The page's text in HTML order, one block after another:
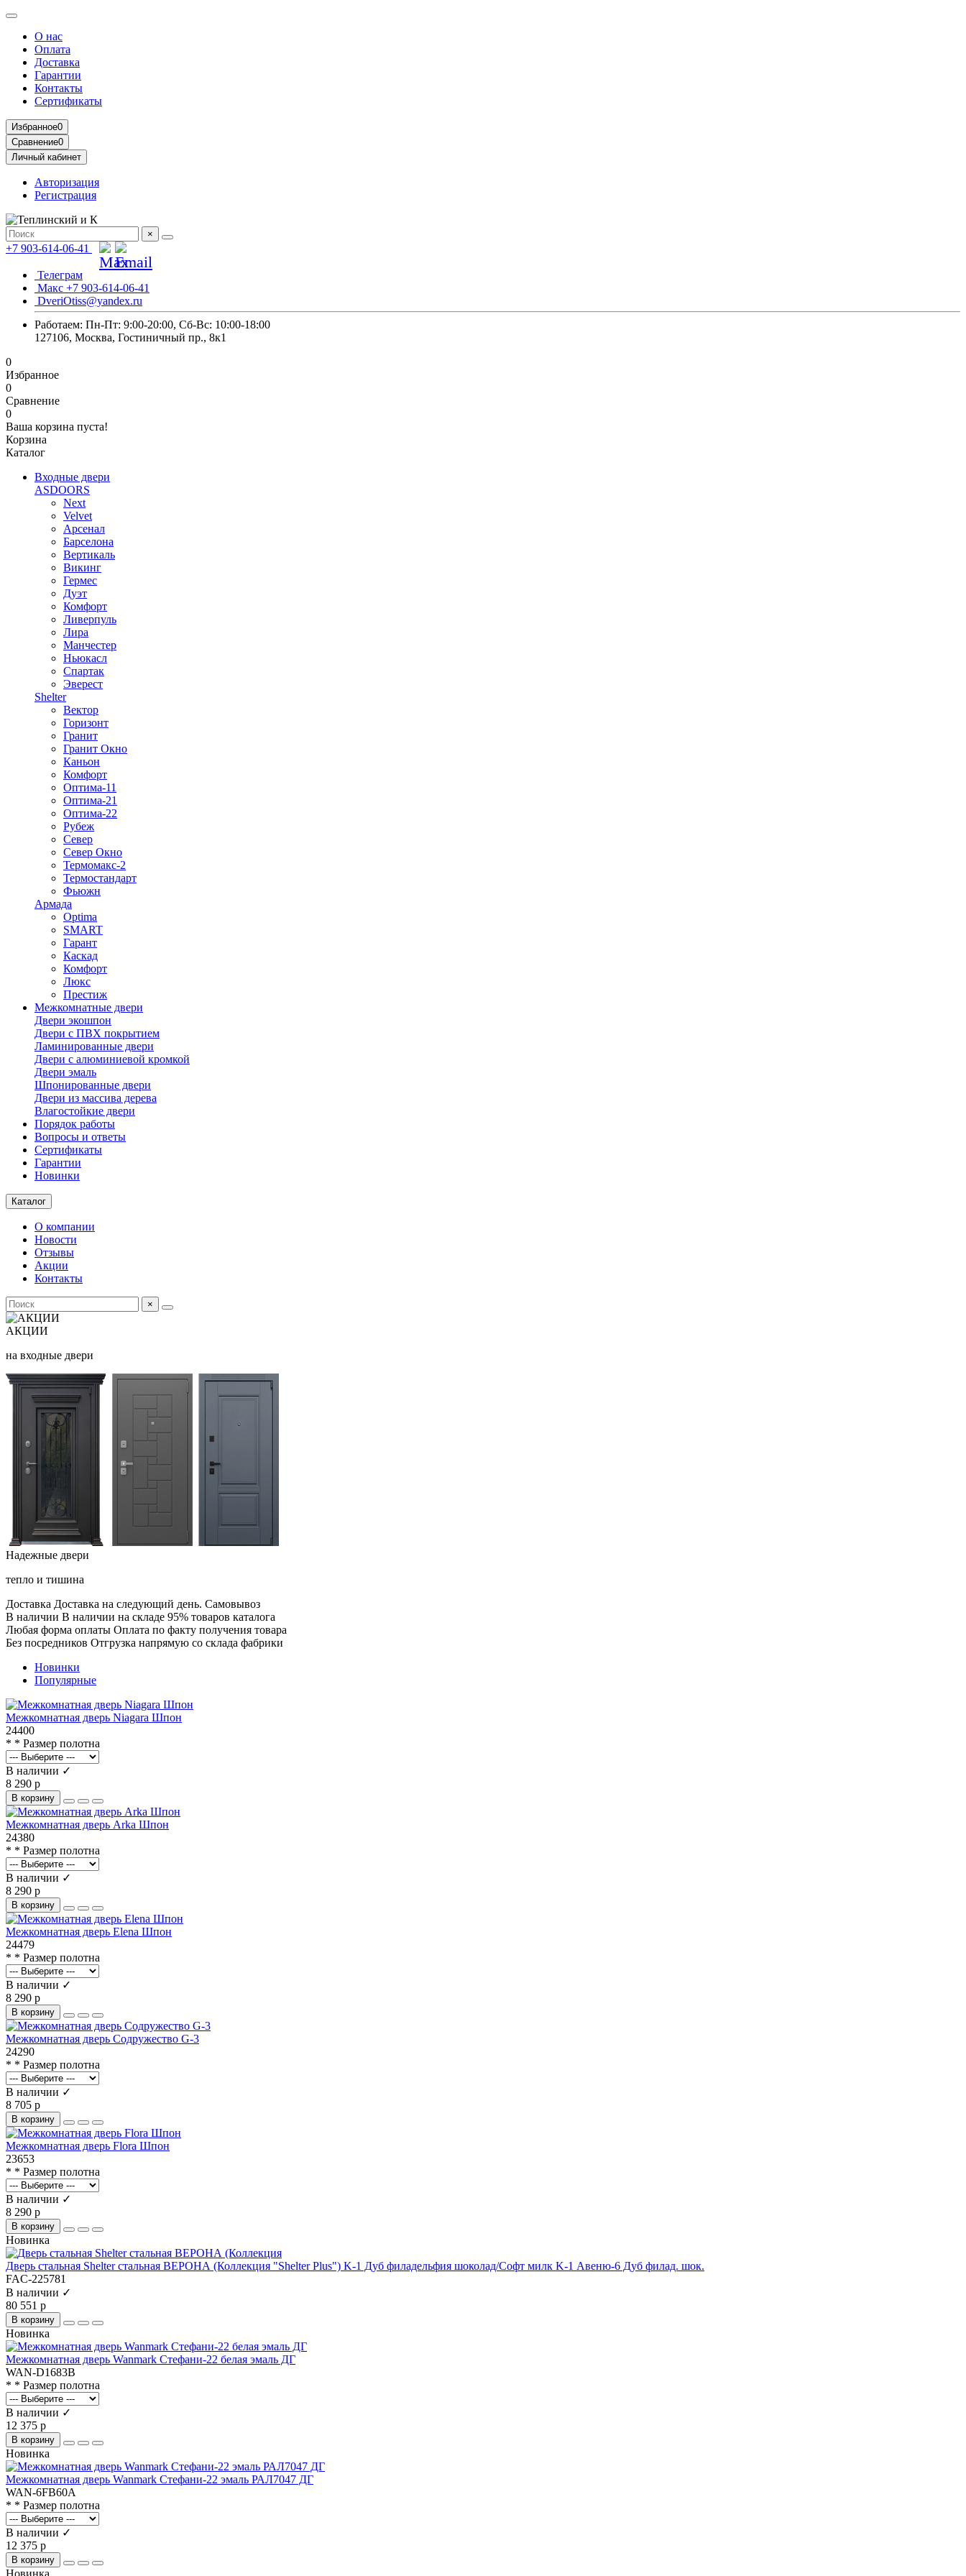
О нас
Оплата
Доставка
Гарантии
Контакты
Сертификаты
Избранное0
Сравнение0
Личный кабинет
Авторизация
Регистрация
×
+7 903-614-06-41
Телеграм
Макс +7 903-614-06-41
DveriOtiss@yandex.ru
Работаем: Пн-Пт: 9:00-20:00, Сб-Вс: 10:00-18:00
127106, Москва, Гостиничный пр., 8к1
0
Избранное
0
Сравнение
0
Ваша корзина пуста!
Корзина
Каталог
Входные двери
ASDOORS
Next
Velvet
Арсенал
Барселона
Вертикаль
Викинг
Гермес
Дуэт
Комфорт
Ливерпуль
Лира
Манчестер
Ньюкасл
Спартак
Эверест
Shelter
Вектор
Горизонт
Гранит
Гранит Окно
Каньон
Комфорт
Оптима-11
Оптима-21
Оптима-22
Рубеж
Север
Север Окно
Термомакс-2
Термостандарт
Фьюжн
Армада
Optima
SMART
Гарант
Каскад
Комфорт
Люкс
Престиж
Межкомнатные двери
Двери экошпон
Двери с ПВХ покрытием
Ламинированные двери
Двери с алюминиевой кромкой
Двери эмаль
Шпонированные двери
Двери из массива дерева
Влагостойкие двери
Порядок работы
Вопросы и ответы
Сертификаты
Гарантии
Новинки
Каталог
О компании
Новости
Отзывы
Акции
Контакты
×
АКЦИИ
на входные двери
Надежные двери
тепло и тишина
Доставка Доставка на следующий день. Самовывоз
В наличии В наличии на складе 95% товаров каталога
Любая форма оплаты Оплата по факту получения товара
Без посредников Отгрузка напрямую со склада фабрики
Новинки
Популярные
Межкомнатная дверь Niagara Шпон
24400
* * Размер полотна
В наличии ✓
8 290 р
В корзину
Межкомнатная дверь Arka Шпон
24380
* * Размер полотна
В наличии ✓
8 290 р
В корзину
Межкомнатная дверь Elena Шпон
24479
* * Размер полотна
В наличии ✓
8 290 р
В корзину
Межкомнатная дверь Содружество G-3
24290
* * Размер полотна
В наличии ✓
8 705 р
В корзину
Межкомнатная дверь Flora Шпон
23653
* * Размер полотна
В наличии ✓
8 290 р
В корзину
Новинка
Дверь стальная Shelter стальная ВЕРОНА (Коллекция "Shelter Plus") K-1 Дуб филадельфия шоколад/Софт милк K-1 Авеню-6 Дуб филад. шок.
FAC-225781
В наличии ✓
80 551 р
В корзину
Новинка
Межкомнатная дверь Wanmark Стефани-22 белая эмаль ДГ
WAN-D1683B
* * Размер полотна
В наличии ✓
12 375 р
В корзину
Новинка
Межкомнатная дверь Wanmark Стефани-22 эмаль РАЛ7047 ДГ
WAN-6FB60A
* * Размер полотна
В наличии ✓
12 375 р
В корзину
Новинка